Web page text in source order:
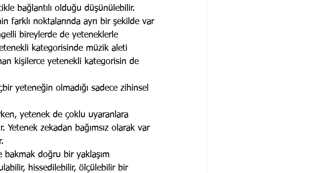
bağlantılı olduğu düşünülebilir.
farklı noktalarında ayrı bir şekilde var
bireylerde de yeteneklerle
kategorisinde müzik aleti
kişilerce yetenekli kategorisin de
yeteneğin olmadığı sadece zihinsel
yetenek de çoklu uyaranlara
Yetenek zekadan bağımsız olarak var
doğru bir yaklaşım
hissedilebilir, ölçülebilir bir